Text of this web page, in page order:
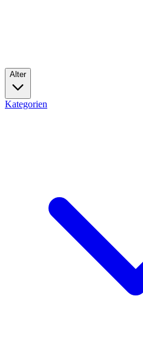
Alter
Kategorien